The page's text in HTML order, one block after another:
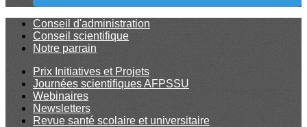
Conseil d'administration
Conseil scientifique
Notre parrain
Prix Initiatives et Projets
Journées scientifiques AFPSSU
Webinaires
Newsletters
Revue santé scolaire et universitaire